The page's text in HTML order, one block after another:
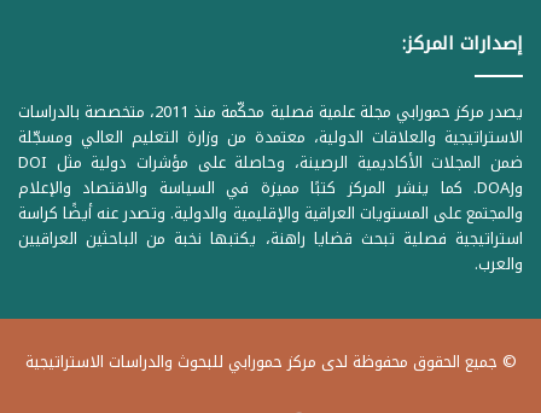
إصدارات المركز:
يصدر مركز حمورابي مجلة علمية فصلية محكّمة منذ 2011، متخصصة بالدراسات
الاستراتيجية والعلاقات الدولية، معتمدة من وزارة التعليم العالي ومسجّلة
ضمن المجلات الأكاديمية الرصينة، وحاصلة على مؤشرات دولية مثل DOI
وDOAJ. كما ينشر المركز كتبًا مميزة في السياسة والاقتصاد والإعلام
والمجتمع على المستويات العراقية والإقليمية والدولية. وتصدر عنه أيضًا كراسة
استراتيجية فصلية تبحث قضايا راهنة، يكتبها نخبة من الباحثين العراقيين
والعرب.
© جميع الحقوق محفوظة لدى مركز حمورابي للبحوث والدراسات الاستراتيجية